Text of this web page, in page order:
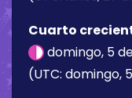
Cuarto
domingo, 5
(UTC: domingo,